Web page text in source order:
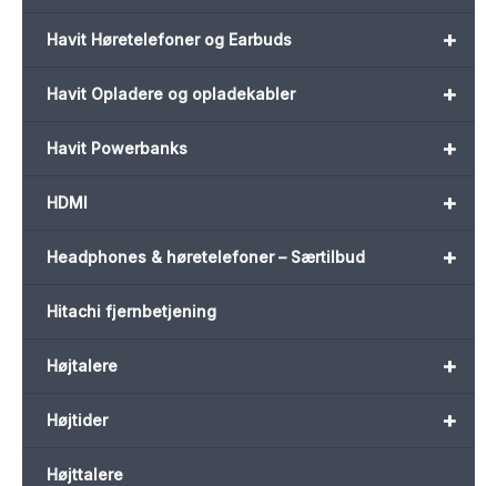
+
Havit Høretelefoner og Earbuds
+
Havit Opladere og opladekabler
+
Havit Powerbanks
+
HDMI
+
Headphones & høretelefoner – Særtilbud
Hitachi fjernbetjening
+
Højtalere
+
Højtider
Højttalere